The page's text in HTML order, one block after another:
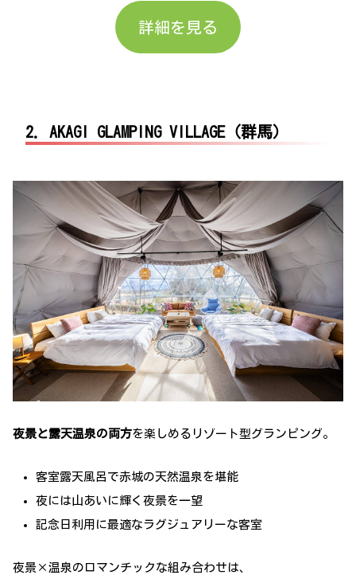
詳細を見る
2. AKAGI GLAMPING VILLAGE（群馬）
夜景と露天温泉の両方を楽しめるリゾート型グランピング。
客室露天風呂で赤城の天然温泉を堪能
夜には山あいに輝く夜景を一望
記念日利用に最適なラグジュアリーな客室
夜景×温泉のロマンチックな組み合わせは、